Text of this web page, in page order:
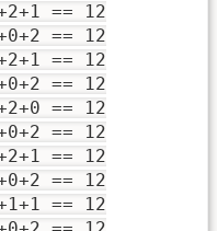
== 12
== 12
== 12
== 12
== 12
== 12
== 12
== 12
== 12